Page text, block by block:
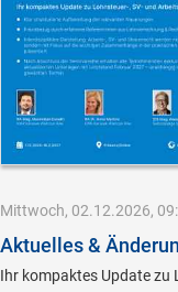
Mittwoch, 02.12.2026,
Aktuelles &
Ihr kompaktes Update zu